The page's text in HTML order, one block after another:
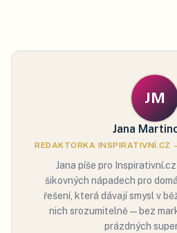
JM
Jana
REDAKTORKA INSPIRATIVNÍ.CZ
Jana píše pro
šikovných nápadech pro
řešení, která dávají smysl v
nich srozumitelně — bez
prázdných